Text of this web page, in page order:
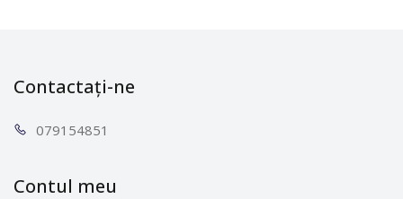
Contactați-ne
0791 54851
Contul meu